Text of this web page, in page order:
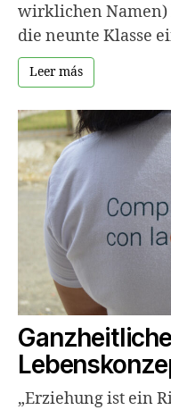
wirklichen Namen)
die neunte Klasse
Leer más
„Erziehung ist ein